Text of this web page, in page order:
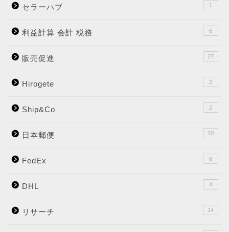
セラーハブ 1
利益計算 会計 税務 6
販売促進 27
Hirogete 2
Ship&Co 2
日本郵便 10
FedEx 8
DHL 4
リサーチ 14